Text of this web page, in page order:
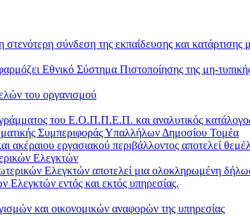
στενότερη σύνδεση της εκπαίδευσης και κατάρτισης
Eθνικό Σύστημα Πιστοποίησης της μη-
του οργανισμού
του Ε.Ο.Π.Π.Ε.Π. και αναλυτικός
Συμπεριφοράς Υπαλλήλων Δημοσίου Τομέα
ακέραιου εργασιακού περιβάλλοντος αποτελεί
Ελεγκτών
Ελεγκτών αποτελεί μια ολοκληρωμένη
εντός και εκτός υπηρεσίας.
και οικονομικών αναφορών της υπηρεσίας